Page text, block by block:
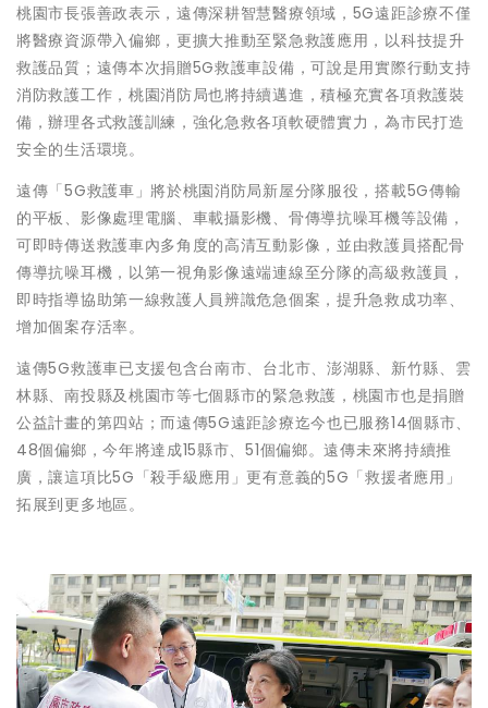
桃園市長張善政表示，遠傳深耕智慧醫療領域，5G遠距診療不僅
將醫療資源帶入偏鄉，更擴大推動至緊急救護應用，以科技提升
救護品質；遠傳本次捐贈5G救護車設備，可說是用實際行動支持
消防救護工作，桃園消防局也將持續邁進，積極充實各項救護裝
備，辦理各式救護訓練，強化急救各項軟硬體實力，為市民打造
安全的生活環境。
遠傳「5G救護車」將於桃園消防局新屋分隊服役，搭載5G傳輸
的平板、影像處理電腦、車載攝影機、骨傳導抗噪耳機等設備，
可即時傳送救護車內多角度的高清互動影像，並由救護員搭配骨
傳導抗噪耳機，以第一視角影像遠端連線至分隊的高級救護員，
即時指導協助第一線救護人員辨識危急個案，提升急救成功率、
增加個案存活率。
遠傳5G救護車已支援包含台南市、台北市、澎湖縣、新竹縣、雲
林縣、南投縣及桃園市等七個縣市的緊急救護，桃園市也是捐贈
公益計畫的第四站；而遠傳5G遠距診療迄今也已服務14個縣市、
48個偏鄉，今年將達成15縣市、51個偏鄉。遠傳未來將持續推
廣，讓這項比5G「殺手級應用」更有意義的5G「救援者應用」
拓展到更多地區。